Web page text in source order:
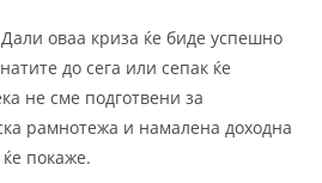
оваа криза ќе биде успешно
до сега или сепак ќе
не сме подготвени за
рамнотежа и намалена доходна
покаже.